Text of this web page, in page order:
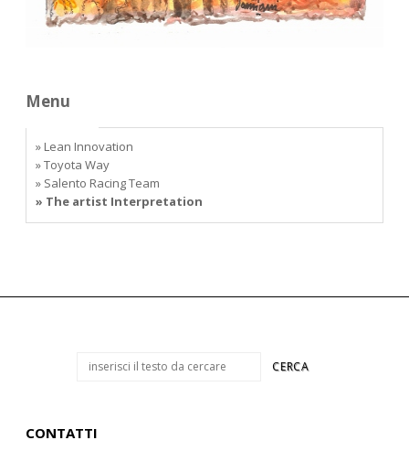
Menu
» Lean Innovation
» Toyota Way
» Salento Racing Team
» The artist Interpretation
CONTATTI